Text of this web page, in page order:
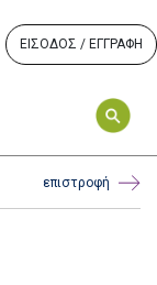
ΕΙΣΟΔΟΣ / ΕΓΓΡΑΦΗ
επιστροφή